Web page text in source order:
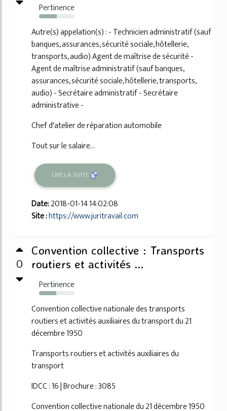
Pertinence
50%
Autre(s) appelation(s) : - Technicien administratif (sauf
banques, assurances, sécurité sociale, hôtellerie,
transports, audio) Agent de maîtrise de sécurité -
Agent de maîtrise administratif (sauf banques,
assurances, sécurité sociale, hôtellerie, transports,
audio) - Secrétaire administratif - Secrétaire
administrative -
Chef d'atelier de réparation automobile
Tout sur le salaire...
LIRE LA SUITE
Date:2018-01-14 14:02:08
Site :https://www.juritravail.com
0
Convention collective : Transports
routiers et activités ...
Pertinence
48%
Convention collective nationale des transports
routiers et activités auxiliaires du transport du 21
décembre 1950
Transports routiers et activités auxiliaires du
transport
IDCC : 16 | Brochure : 3085
Convention collective nationale du 21 décembre 1950